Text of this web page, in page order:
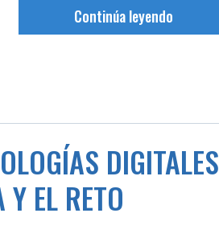
Continúa leyendo
DIGITALES
Y EL RETO